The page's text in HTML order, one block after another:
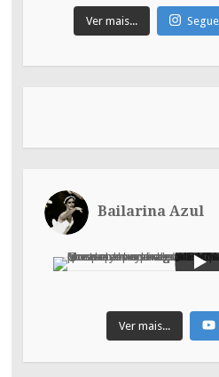
Ver mais...
Bailarina Azul
Ver mais...